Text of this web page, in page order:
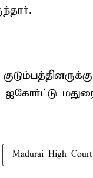
Madurai High Court